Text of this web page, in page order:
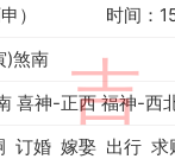
吉
）
时间：
)煞南
喜神-正西 福神-西
订婚 嫁娶 出行 求